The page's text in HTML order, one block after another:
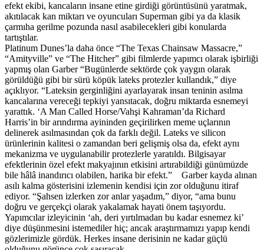
efekt ekibi, kancaların insane etine girdiği görüntüsünü yaratmak,
akıtılacak kan miktarı ve oyuncuları Superman gibi ya da klasik
çarmıha gerilme pozunda nasıl asabilecekleri gibi konularda
tartıştılar.
Platinum Dunes’la daha önce “The Texas Chainsaw Massacre,”
“Amityville” ve “The Hitcher” gibi filmlerde yapımcı olarak işbirliği
yapmış olan Garber “Bugünlerde sektörde çok yaygın olarak
görüldüğü gibi bir sürü köpük lateks protezler kullandık,” diye
açıklıyor. “Lateksin gerginliğini ayarlayarak insan teninin asılma
kancalarına vereceği tepkiyi yansıtacak, doğru miktarda esnemeyi
yarattık. ‘A Man Called Horse/Vahşi Kahraman’da Richard
Harris’in bir arındırma ayininden geçirilirken meme uçlarının
delinerek asılmasından çok da farklı değil. Lateks ve silicon
ürünlerinin kalitesi o zamandan beri gelişmiş olsa da, efekt aynı
mekanizma ve uygulanabilir protezlerle yaratıldı. Bilgisayar
efektlerinin özel efekt makyajının etkisini artırabildiği günümüzde
bile hâlâ inandırıcı olabilen, harika bir efekt.” Garber kayda alınan
asılı kalma gösterisini izlemenin kendisi için zor olduğunu itiraf
ediyor. “Şahsen izlerken zor anlar yaşadım,” diyor, “ama bunu
doğru ve gerçekçi olarak yakalamak hayati önem taşıyordu.
Yapımcılar izleyicinin ‘ah, deri yırtılmadan bu kadar esnemez ki’
diye düşünmesini istemediler hiç; ancak araştırmamızı yapıp kendi
gözlerimizle gördük. Herkes insane derisinin ne kadar güçlü